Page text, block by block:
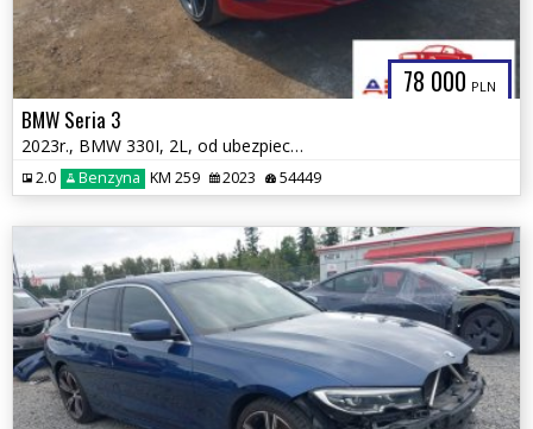
78 000 PLN
BMW Seria 3
2023r., BMW 330I, 2L, od ubezpieczalni
2.0 Benzyna KM 259 2023 54449